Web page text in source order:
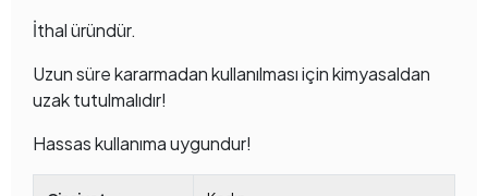
İthal üründür.
Uzun süre kararmadan kullanılması için kimyasaldan
uzak tutulmalıdır!
Hassas kullanıma uygundur!